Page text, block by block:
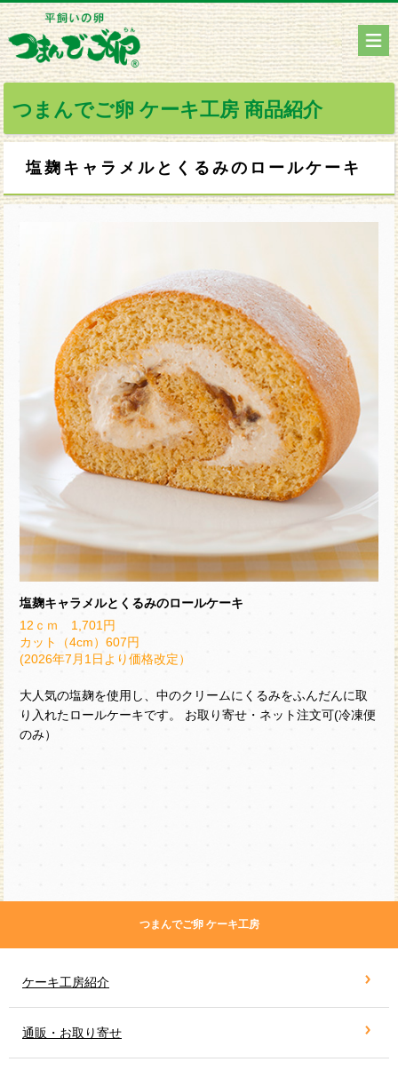
つまんでご卵 ケーキ工房 商品紹介
塩麹キャラメルとくるみのロールケーキ
塩麹キャラメルとくるみのロールケーキ
12ｃｍ 1,701円
カット（4cm）607円
(2026年7月1日より価格改定）
大人気の塩麹を使用し、中のクリームにくるみをふんだんに取
り入れたロールケーキです。 お取り寄せ・ネット注文可(冷凍便
のみ）
つまんでご卵 ケーキ工房
ケーキ工房紹介
通販・お取り寄せ